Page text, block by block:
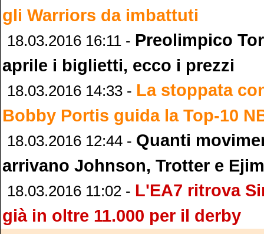
gli Warriors da imbattuti
18.03.2016 16:11 - Preolimpico
aprile i biglietti, ecco i prezzi
18.03.2016 14:33 - La stoppata
Bobby Portis guida la Top-10
18.03.2016 12:44 - Quanti
arrivano Johnson, Trotter e Ejim
18.03.2016 11:02 - L'EA7 ritrova
già in oltre 11.000 per il derby